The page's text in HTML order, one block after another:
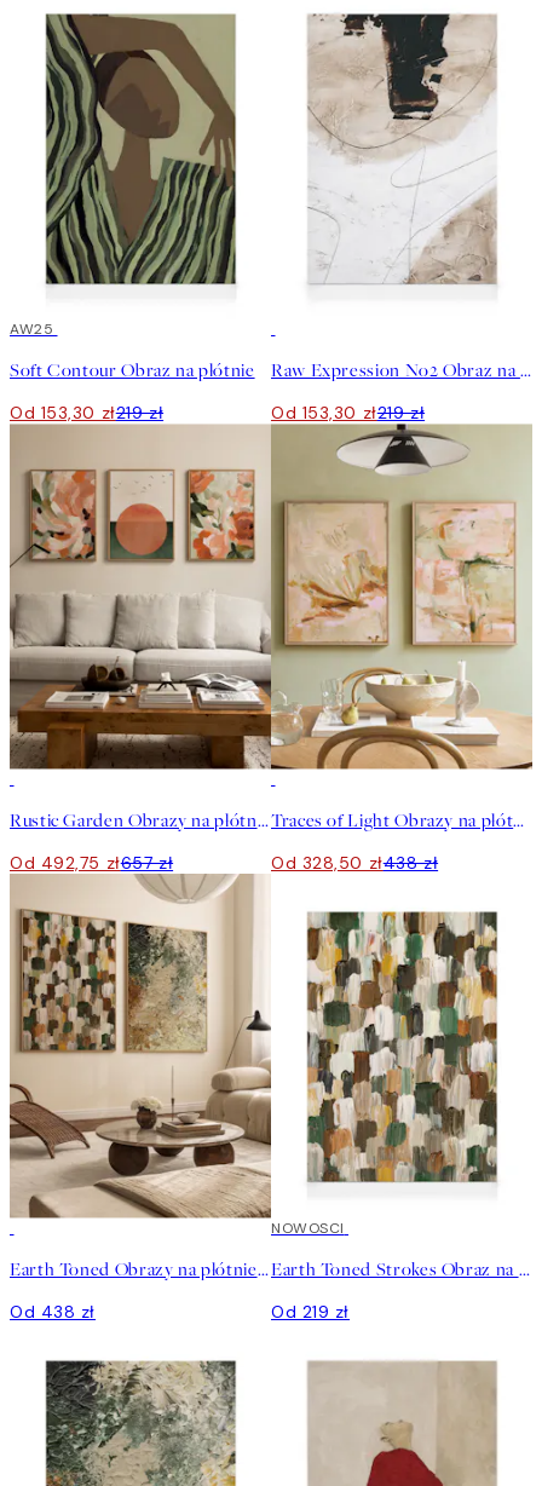
30%*
AW25
Soft Contour Obraz na płótnie
Od 153,30 zł219 zł
Raw Expression No2 Obraz na płótnie
Od 153,30 zł219 zł
Rustic Garden Obrazy na płótnie Trio
Od 492,75 zł657 zł
Traces of Light Obrazy na płótnie Duo
Od 328,50 zł438 zł
Earth Toned Obrazy na płótnie Duo
Od 438 zł
NOWOSCI
Earth Toned Strokes Obraz na płótnie
Od 219 zł